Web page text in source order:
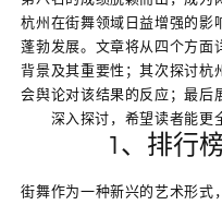
杭州在街舞领域日益增强的影
蓬勃发展。文章将从四个方面
背景及其重要性；其次探讨杭
会舆论对该结果的反应；最后
深入探讨，希望读者能更
1、排行
街舞作为一种新兴的艺术形式